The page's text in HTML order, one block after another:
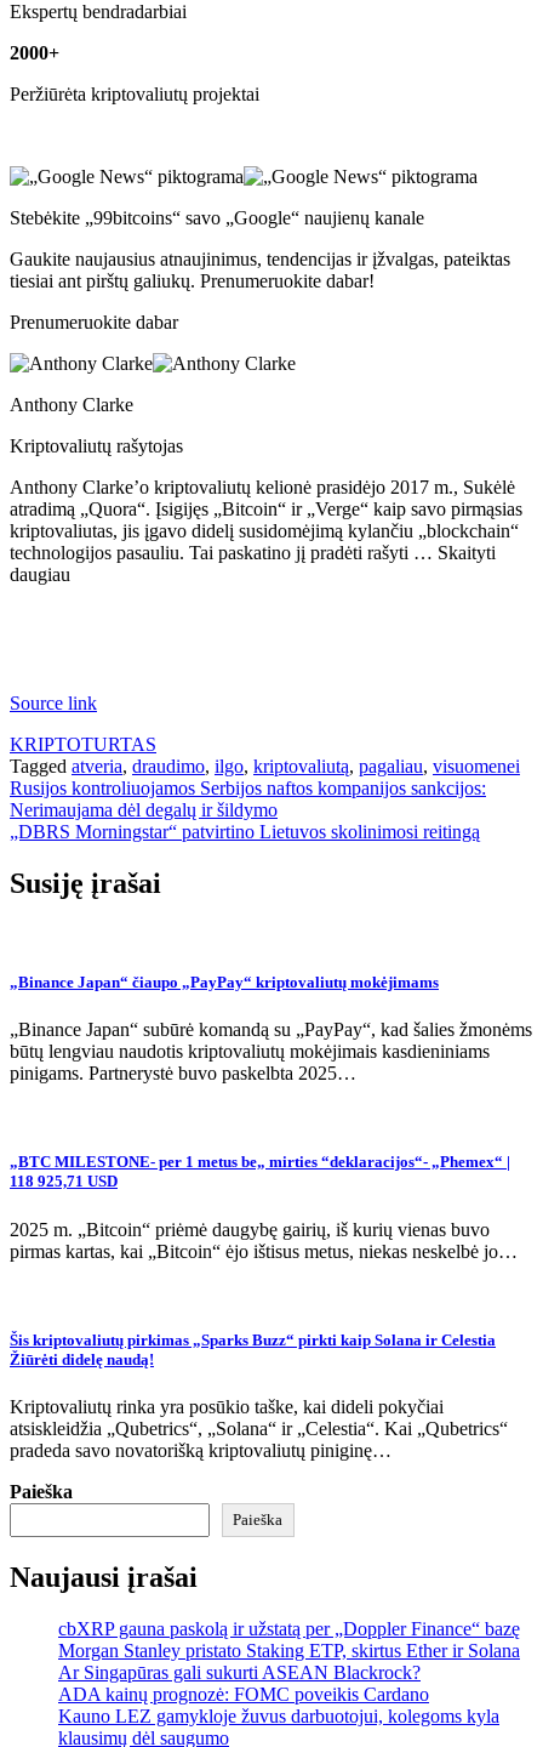
Ekspertų bendradarbiai
2000+
Peržiūrėta kriptovaliutų projektai
Stebėkite „99bitcoins“ savo „Google“ naujienų kanale
Gaukite naujausius atnaujinimus, tendencijas ir įžvalgas, pateiktas
tiesiai ant pirštų galiukų. Prenumeruokite dabar!
Prenumeruokite dabar
Anthony Clarke
Kriptovaliutų rašytojas
Anthony Clarke’o kriptovaliutų kelionė prasidėjo 2017 m., Sukėlė
atradimą „Quora“. Įsigijęs „Bitcoin“ ir „Verge“ kaip savo pirmąsias
kriptovaliutas, jis įgavo didelį susidomėjimą kylančiu „blockchain“
technologijos pasauliu. Tai paskatino jį pradėti rašyti … Skaityti
daugiau
Source link
KRIPTOTURTAS
Tagged atveria, draudimo, ilgo, kriptovaliutą, pagaliau, visuomenei
Navigacija
tarp
Rusijos kontroliuojamos Serbijos naftos kompanijos sankcijos:
Nerimaujama dėl degalų ir šildymo
„DBRS Morningstar“ patvirtino Lietuvos skolinimosi reitingą
Susiję įrašai
„Binance Japan“ čiaupo „PayPay“ kriptovaliutų mokėjimams
„Binance Japan“ subūrė komandą su „PayPay“, kad šalies žmonėms
būtų lengviau naudotis kriptovaliutų mokėjimais kasdieniniams
pinigams. Partnerystė buvo paskelbta 2025…
„BTC MILESTONE- per 1 metus be„ mirties “deklaracijos“- „Phemex“ |
118 925,71 USD
2025 m. „Bitcoin“ priėmė daugybę gairių, iš kurių vienas buvo
pirmas kartas, kai „Bitcoin“ ėjo ištisus metus, niekas neskelbė jo…
Šis kriptovaliutų pirkimas „Sparks Buzz“ pirkti kaip Solana ir Celestia
Žiūrėti didelę naudą!
Kriptovaliutų rinka yra posūkio taške, kai dideli pokyčiai
atsiskleidžia „Qubetrics“, „Solana“ ir „Celestia“. Kai „Qubetrics“
pradeda savo novatorišką kriptovaliutų piniginę…
Paieška
Paieška
Naujausi įrašai
cbXRP gauna paskolą ir užstatą per „Doppler Finance“ bazę
Morgan Stanley pristato Staking ETP, skirtus Ether ir Solana
Ar Singapūras gali sukurti ASEAN Blackrock?
ADA kainų prognozė: FOMC poveikis Cardano
Kauno LEZ gamykloje žuvus darbuotojui, kolegoms kyla
klausimų dėl saugumo